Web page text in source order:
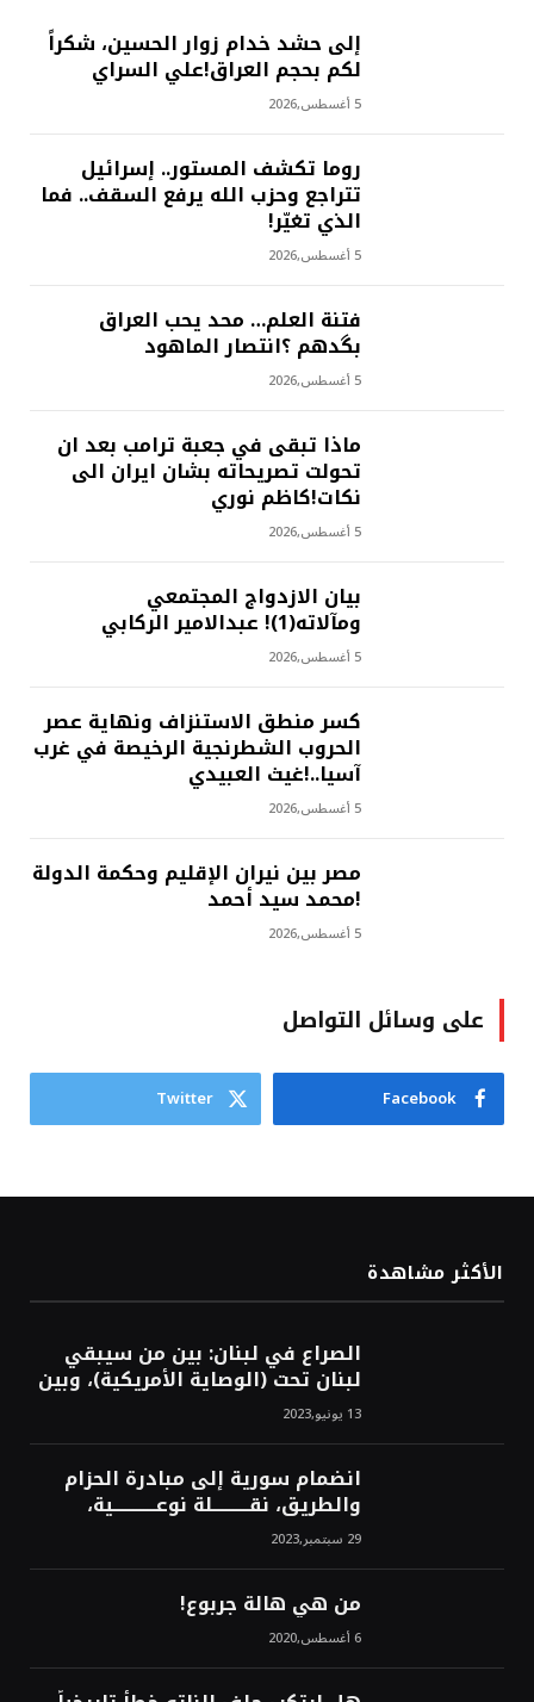
إلى حشد خدام زوار الحسين، شكراً
لكم بحجم العراق!علي السراي
5 أغسطس,2026
روما تكشف المستور.. إسرائيل
تتراجع وحزب الله يرفع السقف.. فما
الذي تغيّر!
5 أغسطس,2026
فتنة العلم… محد يحب العراق
بگدهم ؟انتصار الماهود
5 أغسطس,2026
ماذا تبقى في جعبة ترامب بعد ان
تحولت تصريحاته بشان ايران الى
نكات!كاظم نوري
5 أغسطس,2026
بيان الازدواج المجتمعي
ومآلاته(1)! عبدالامير الركابي
5 أغسطس,2026
كسر منطق الاستنزاف ونهاية عصر
الحروب الشطرنجية الرخيصة في غرب
آسيا..!غيث العبيدي
5 أغسطس,2026
مصر بين نيران الإقليم وحكمة الدولة
!محمد سيد أحمد
5 أغسطس,2026
على وسائل التواصل
Facebook
Twitter
الأكثر مشاهدة
الصراع في لبنان: بين من سيبقي
لبنان تحت (الوصاية الأمريكية)، وبين
من سيخرج لبنان من النفق الغربي!
محمد محسن13 يونيو,2023
انضمام سورية إلى مبادرة الحزام
والطريق، نقــــــــــلة نوعــــــــــــية،
استراتيجية، تاريخية، نهائية، نحو
الشرق!محمد محسن29 سبتمبر,2023
من هي هالة جربوع!
6 أغسطس,2020